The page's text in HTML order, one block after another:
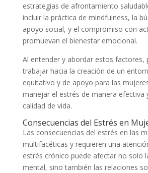
estrategias de afrontamiento
incluir la práctica de mindfulness, la
apoyo social, y el compromiso con
promuevan el bienestar emocional.
Al entender y abordar estos factores,
trabajar hacia la creación de un
equitativo y de apoyo para las
manejar el estrés de manera efectiva
calidad de vida.
Consecuencias del Estrés en
Las consecuencias del estrés en las
multifacéticas y requieren una
estrés crónico puede afectar no solo
mental, sino también las relaciones